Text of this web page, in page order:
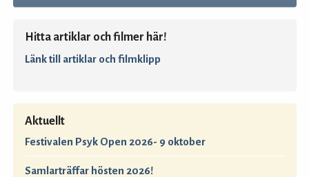
Hitta artiklar och filmer här!
Länk till artiklar och filmklipp
Aktuellt
Festivalen Psyk Open 2026- 9 oktober
Samlarträffar hösten 2026!